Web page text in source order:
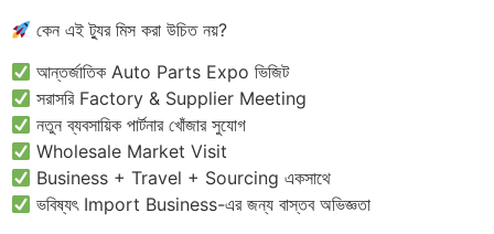
কেন এই ট্যুর মিস করা উচিত নয়?
আন্তর্জাতিক Auto Parts Expo ভিজিট
সরাসরি Factory & Supplier Meeting
নতুন ব্যবসায়িক পার্টনার খোঁজার সুযোগ
Wholesale Market Visit
Business + Travel + Sourcing একসাথে
ভবিষ্যৎ Import Business-এর জন্য বাস্তব অভিজ্ঞতা